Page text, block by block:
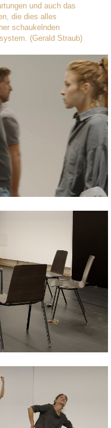
und auch das
die dies alles
schaukelnden
(Gerald Straub)